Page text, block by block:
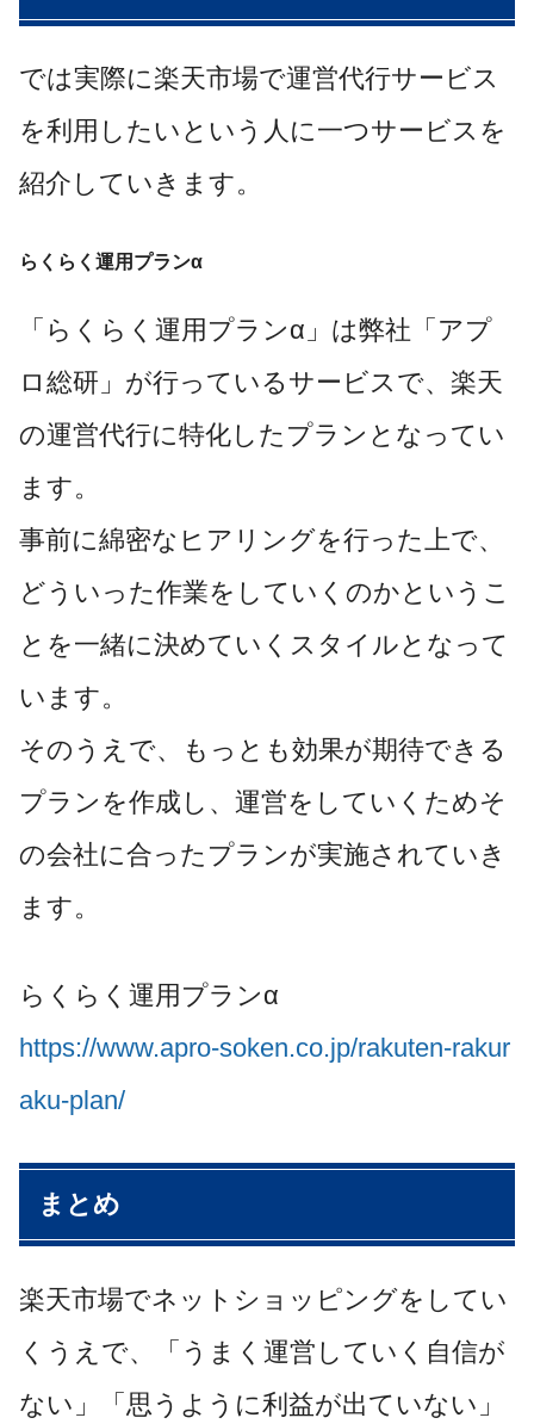
では実際に楽天市場で運営代行サービス
を利用したいという人に一つサービスを
紹介していきます。
らくらく運用プランα
「らくらく運用プランα」は弊社「アプ
ロ総研」が行っているサービスで、楽天
の運営代行に特化したプランとなってい
ます。
事前に綿密なヒアリングを行った上で、
どういった作業をしていくのかというこ
とを一緒に決めていくスタイルとなって
います。
そのうえで、もっとも効果が期待できる
プランを作成し、運営をしていくためそ
の会社に合ったプランが実施されていき
ます。
らくらく運用プランα
https://www.apro-soken.co.jp/rakuten-rakur
aku-plan/
まとめ
楽天市場でネットショッピングをしてい
くうえで、「うまく運営していく自信が
ない」「思うように利益が出ていない」